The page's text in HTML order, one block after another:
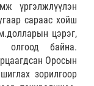
үргэлжлүүлэн
сараас хойш
цэрэг,
олгоод байна.
Оросын
зорилгоор